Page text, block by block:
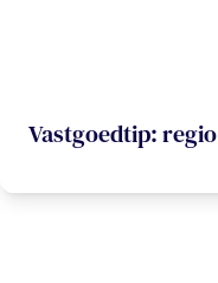
Vastgoedtip: regio